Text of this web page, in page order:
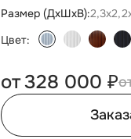
Размер (ДxШxВ):
Цвет:
от328 000 ₽